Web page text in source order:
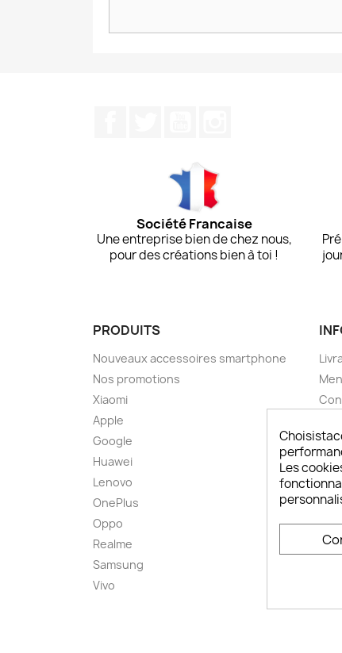
Société Francaise
Une entreprise bien de chez nous,
pour des créations bien à toi !
PRODUITS
Nouveaux accessoires smartphone
Nos promotions
Xiaomi
Apple
Google
Huawei
Lenovo
OnePlus
Oppo
Realme
Samsung
Vivo
Les